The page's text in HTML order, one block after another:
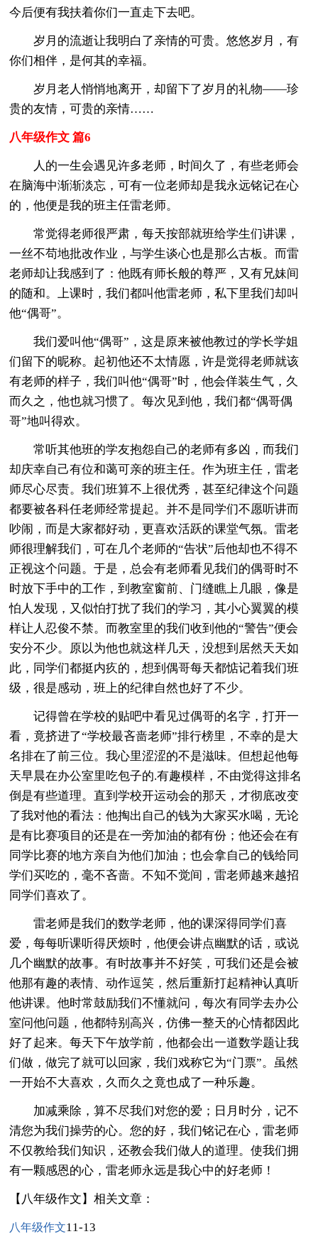
今后便有我扶着你们一直走下去吧。
岁月的流逝让我明白了亲情的可贵。悠悠岁月，有
你们相伴，是何其的幸福。
岁月老人悄悄地离开，却留下了岁月的礼物——珍
贵的友情，可贵的亲情……
八年级作文 篇6
人的一生会遇见许多老师，时间久了，有些老师会
在脑海中渐渐淡忘，可有一位老师却是我永远铭记在心
的，他便是我的班主任雷老师。
常觉得老师很严肃，每天按部就班给学生们讲课，
一丝不苟地批改作业，与学生谈心也是那么古板。而雷
老师却让我感到了：他既有师长般的尊严，又有兄妹间
的随和。上课时，我们都叫他雷老师，私下里我们却叫
他“偶哥”。
我们爱叫他“偶哥”，这是原来被他教过的学长学姐
们留下的昵称。起初他还不太情愿，许是觉得老师就该
有老师的样子，我们叫他“偶哥”时，他会佯装生气，久
而久之，他也就习惯了。每次见到他，我们都“偶哥偶
哥”地叫得欢。
常听其他班的学友抱怨自己的老师有多凶，而我们
却庆幸自己有位和蔼可亲的班主任。作为班主任，雷老
师尽心尽责。我们班算不上很优秀，甚至纪律这个问题
都要被各科任老师经常提起。并不是同学们不愿听讲而
吵闹，而是大家都好动，更喜欢活跃的课堂气氛。雷老
师很理解我们，可在几个老师的“告状”后他却也不得不
正视这个问题。于是，总会有老师看见我们的偶哥时不
时放下手中的工作，到教室窗前、门缝瞧上几眼，像是
怕人发现，又似怕打扰了我们的学习，其小心翼翼的模
样让人忍俊不禁。而教室里的我们收到他的“警告”便会
安分不少。原以为他也就这样几天，没想到居然天天如
此，同学们都挺内疚的，想到偶哥每天都惦记着我们班
级，很是感动，班上的纪律自然也好了不少。
记得曾在学校的贴吧中看见过偶哥的名字，打开一
看，竟挤进了“学校最吝啬老师”排行榜里，不幸的是大
名排在了前三位。我心里涩涩的不是滋味。但想起他每
天早晨在办公室里吃包子的.有趣模样，不由觉得这排名
倒是有些道理。直到学校开运动会的那天，才彻底改变
了我对他的看法：他掏出自己的钱为大家买水喝，无论
是有比赛项目的还是在一旁加油的都有份；他还会在有
同学比赛的地方亲自为他们加油；也会拿自己的钱给同
学们买吃的，毫不吝啬。不知不觉间，雷老师越来越招
同学们喜欢了。
雷老师是我们的数学老师，他的课深得同学们喜
爱，每每听课听得厌烦时，他便会讲点幽默的话，或说
几个幽默的故事。有时故事并不好笑，可我们还是会被
他那有趣的表情、动作逗笑，然后重新打起精神认真听
他讲课。他时常鼓励我们不懂就问，每次有同学去办公
室问他问题，他都特别高兴，仿佛一整天的心情都因此
好了起来。每天下午放学前，他都会出一道数学题让我
们做，做完了就可以回家，我们戏称它为“门票”。虽然
一开始不大喜欢，久而久之竟也成了一种乐趣。
加减乘除，算不尽我们对您的爱；日月时分，记不
清您为我们操劳的心。您的好，我们铭记在心，雷老师
不仅教给我们知识，还教会我们做人的道理。使我们拥
有一颗感恩的心，雷老师永远是我心中的好老师！
【八年级作文】相关文章：
八年级作文11-13